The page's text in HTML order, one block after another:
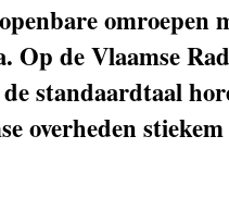
omroepen
Op de Vlaamse
standaardtaal
overheden